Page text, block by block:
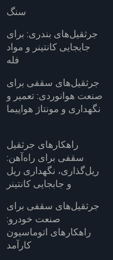
سنگ
جرثقیل‌های بندری: برای
جابجایی کانتینر و مواد
فله
جرثقیل‌های سقفی برای
صنعت هوانوردی: تعمیر و
نگهداری و مونتاژ هواپیما
راهکارهای جرثقیل
سقفی برای راه‌آهن:
ریل‌گذاری، نگهداری ریل
و جابجایی کانتینر
جرثقیل‌های سقفی برای
صنعت خودرو:
راهکارهای اتوماسیون
کارآمد